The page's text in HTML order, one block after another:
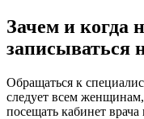
Зачем и когда
записываться
Обращаться к
следует всем женщинам,
посещать кабинет